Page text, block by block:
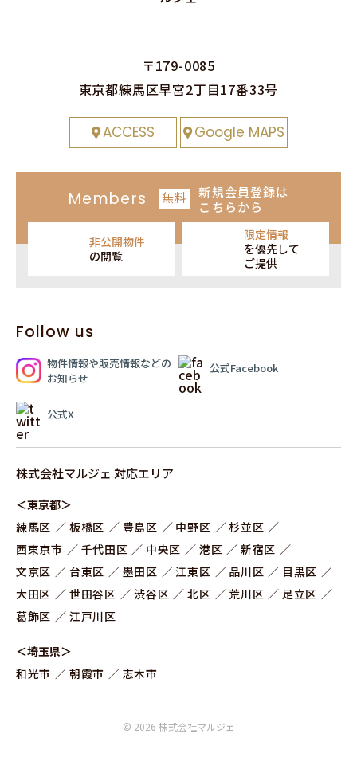
〒179-0085
東京都練⾺区早宮2丁⽬17番33号
ACCESS Google MAPS
Follow us
物件情報や販売情報などの
お知らせ
公式Facebook
公式X
Members 無料 新規会員登録は
こちらから
非公開物件
の閲覧
限定情報
を優先して
ご提供
株式会社マルジェ 対応エリア
＜東京都＞
練⾺区
板橋区 豊島区 中野区
杉並区
⻄東京市
千代田区 中央区 港区
新宿区
文京区
台東区 墨田区 江東区 品川区
目黒区
大田区
世田谷区 渋谷区 北区 荒川区
足立区
葛飾区
江戸川区
＜埼玉県＞
和光市
朝霞市 志木市
© 2026 株式会社マルジェ